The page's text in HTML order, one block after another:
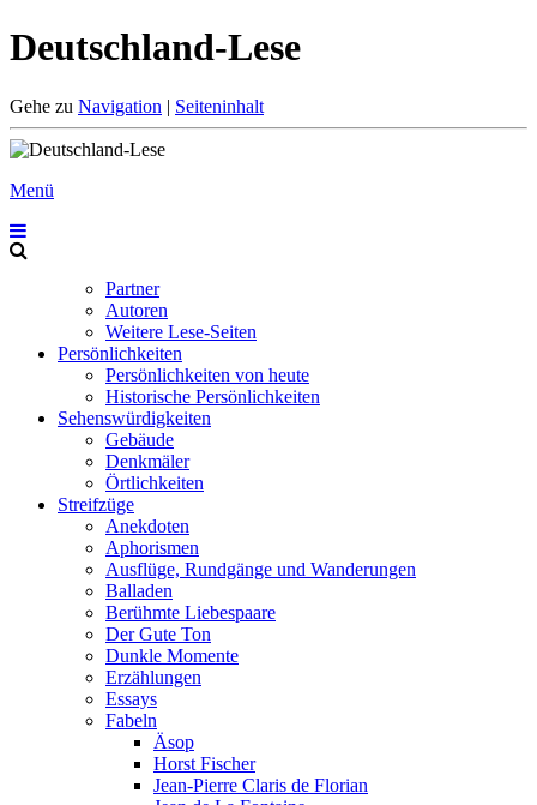
Deutschland-Lese
Gehe zu Navigation | Seiteninhalt
Menü
Partner
Autoren
Weitere Lese-Seiten
Persönlichkeiten
Persönlichkeiten von heute
Historische Persönlichkeiten
Sehenswürdigkeiten
Gebäude
Denkmäler
Örtlichkeiten
Streifzüge
Anekdoten
Aphorismen
Ausflüge, Rundgänge und Wanderungen
Balladen
Berühmte Liebespaare
Der Gute Ton
Dunkle Momente
Erzählungen
Essays
Fabeln
Äsop
Horst Fischer
Jean-Pierre Claris de Florian